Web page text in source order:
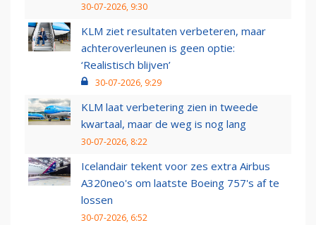
30-07-2026, 9:30
KLM ziet resultaten verbeteren, maar
achteroverleunen is geen optie:
‘Realistisch blijven’
30-07-2026, 9:29
KLM laat verbetering zien in tweede
kwartaal, maar de weg is nog lang
30-07-2026, 8:22
Icelandair tekent voor zes extra Airbus
A320neo's om laatste Boeing 757's af te
lossen
30-07-2026, 6:52